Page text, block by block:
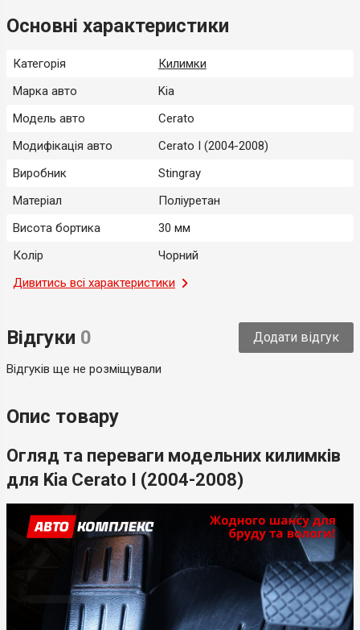
Основні характеристики
Категорія
Килимки
Марка авто
Kia
Модель авто
Cerato
Модифікація авто
Cerato I (2004-2008)
Виробник
Stingray
Матеріал
Поліуретан
Висота бортика
30 мм
Колір
Чорний
Місце застосування
Салон
Країна-виробник
Дивитись всі характеристики
Відгуки 0 Додати відгук
Відгуків ще не розміщували
Опис товару
Огляд та переваги модельних килимків
для Kia Cerato I (2004-2008)